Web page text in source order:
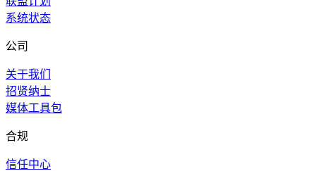
系统状态
公司
关于我们
招贤纳士
媒体工具包
合规
信任中心